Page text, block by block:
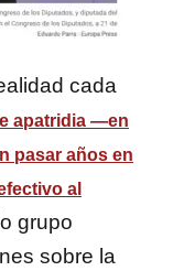
cada
apatridia —en
pasar años en
al
grupo
sobre la